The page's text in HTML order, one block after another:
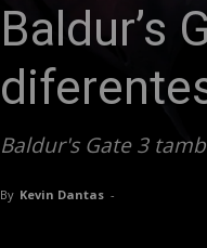
Baldur’s
Baldur's Gate 3
By Kevin Dantas -